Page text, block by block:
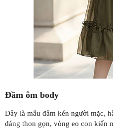
Đầm ôm body
Đây là mẫu đầm kén người mặc,
dáng thon gọn, vòng eo con kiến